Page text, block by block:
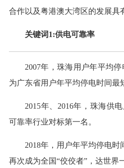
合作以及粤港澳大湾区的发展具
关键词1:供电可靠率
2007年，珠海用户年平均
为广东省用户年平均停电时间最
2015年、2016年，珠海供
可靠率行业对标第一名。
2018年，用户年平均停电时
再次成为全国“佼佼者”，达世界